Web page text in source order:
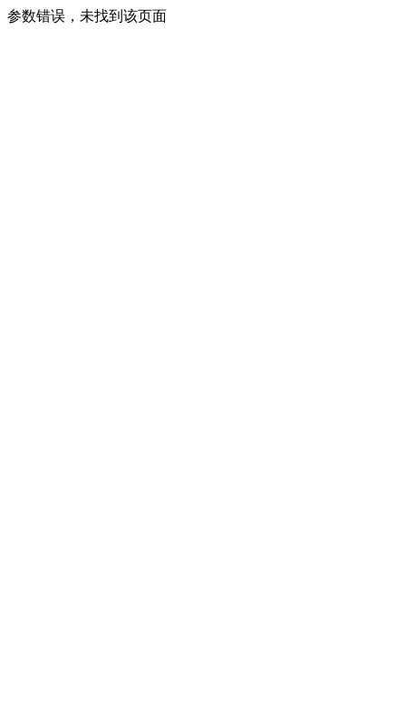
参数错误，未找到该页面